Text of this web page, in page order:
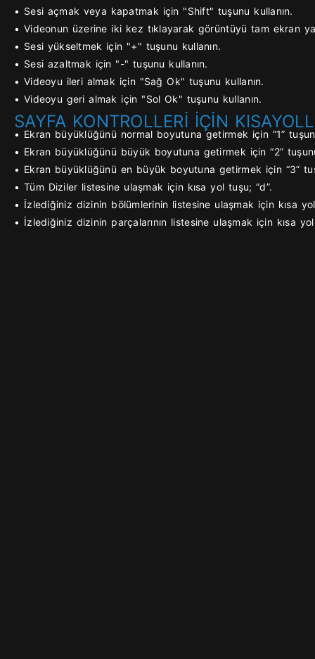
• Sesi açmak veya kapatmak için "Shift" tuşunu kullanın.
• Videonun üzerine iki kez tıklayarak görüntüyü tam ekran
• Sesi yükseltmek için "+" tuşunu kullanın.
• Sesi azaltmak için "-" tuşunu kullanın.
• Videoyu ileri almak için "Sağ Ok" tuşunu kullanın.
• Videoyu geri almak için "Sol Ok" tuşunu kullanın.
SAYFA KONTROLLERİ İÇİN
• Ekran büyüklüğünü normal boyutuna getirmek için “1”
• Ekran büyüklüğünü büyük boyutuna getirmek için “2”
• Ekran büyüklüğünü en büyük boyutuna getirmek için “3”
• Tüm Diziler listesine ulaşmak için kısa yol tuşu; “d”.
• İzlediğiniz dizinin bölümlerinin listesine ulaşmak için kısa
• İzlediğiniz dizinin parçalarının listesine ulaşmak için kısa